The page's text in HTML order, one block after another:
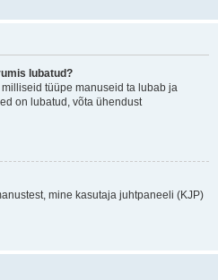
lubatud?
tüüpe manuseid ta lubab ja
on lubatud, võta ühendust
mine kasutaja juhtpaneeli (KJP)